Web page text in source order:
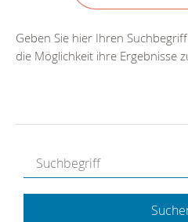
Geben Sie hier Ihren
die Möglichkeit ihre Ergebnisse